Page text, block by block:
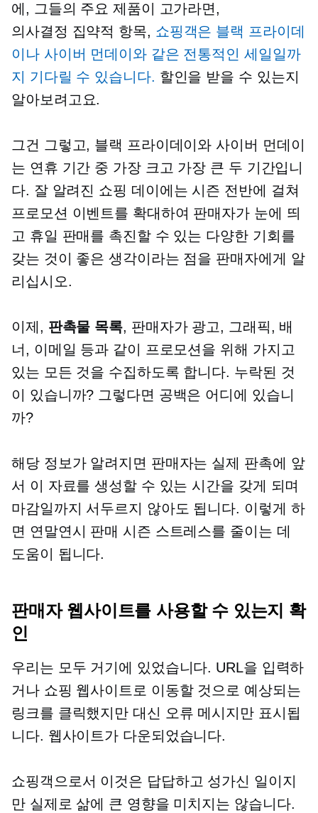
에, 그들의 주요 제품이 고가라면,
의사결정 집약적 항목, 쇼핑객은 블랙 프라이데
이나 사이버 먼데이와 같은 전통적인 세일일까
지 기다릴 수 있습니다. 할인을 받을 수 있는지
알아보려고요.
그건 그렇고, 블랙 프라이데이와 사이버 먼데이
는 연휴 기간 중 가장 크고 가장 큰 두 기간입니
다. 잘 알려진 쇼핑 데이에는 시즌 전반에 걸쳐
프로모션 이벤트를 확대하여 판매자가 눈에 띄
고 휴일 판매를 촉진할 수 있는 다양한 기회를
갖는 것이 좋은 생각이라는 점을 판매자에게 알
리십시오.
이제, 판촉물 목록, 판매자가 광고, 그래픽, 배
너, 이메일 등과 같이 프로모션을 위해 가지고
있는 모든 것을 수집하도록 합니다. 누락된 것
이 있습니까? 그렇다면 공백은 어디에 있습니
까?
해당 정보가 알려지면 판매자는 실제 판촉에 앞
서 이 자료를 생성할 수 있는 시간을 갖게 되며
마감일까지 서두르지 않아도 됩니다. 이렇게 하
면 연말연시 판매 시즌 스트레스를 줄이는 데
도움이 됩니다.
판매자 웹사이트를 사용할 수 있는지 확
인
우리는 모두 거기에 있었습니다. URL을 입력하
거나 쇼핑 웹사이트로 이동할 것으로 예상되는
링크를 클릭했지만 대신 오류 메시지만 표시됩
니다. 웹사이트가 다운되었습니다.
쇼핑객으로서 이것은 답답하고 성가신 일이지
만 실제로 삶에 큰 영향을 미치지는 않습니다.